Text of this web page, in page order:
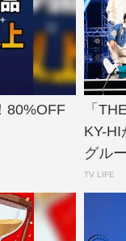
80%OFF
「
KY-
グル
TV LIFE